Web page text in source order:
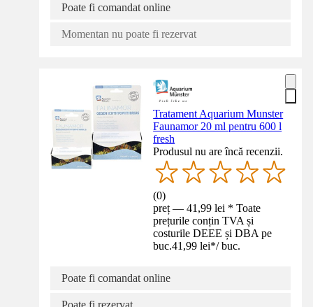
Poate fi comandat online
Momentan nu poate fi rezervat
Tratament Aquarium Munster
Faunamor 20 ml pentru 600 l
fresh
Produsul nu are încă recenzii.
(0)
preț — 41,99 lei * Toate
prețurile conțin TVA și
costurile DEEE și DBA pe
buc.41,99 lei*/ buc.
Poate fi comandat online
Poate fi rezervat